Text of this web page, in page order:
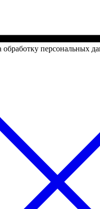
обработку персональных